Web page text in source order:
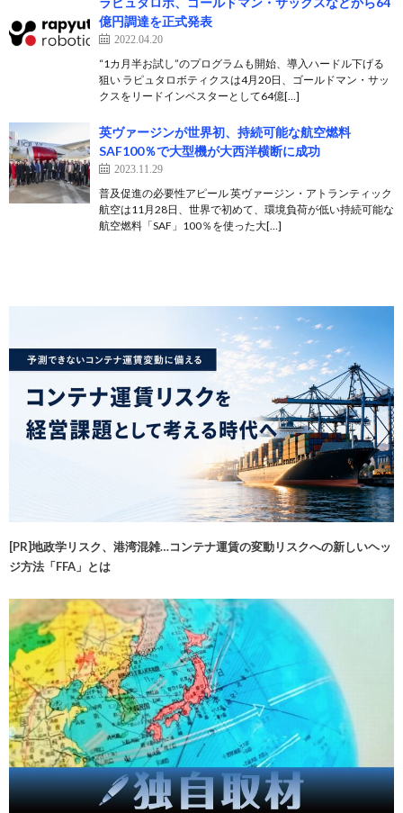
億円調達を正式発表
2022.04.20
“1カ月半お試し”のプログラムも開始、導入ハードル下げる
狙い ラピュタロボティクスは4月20日、ゴールドマン・サッ
クスをリードインベスターとして64億[…]
英ヴァージンが世界初、持続可能な航空燃料
SAF100％で大型機が大西洋横断に成功
2023.11.29
普及促進の必要性アピール 英ヴァージン・アトランティック
航空は11月28日、世界で初めて、環境負荷が低い持続可能な
航空燃料「SAF」100％を使った大[…]
[PR]地政学リスク、港湾混雑…コンテナ運賃の変動リスクへの新しいヘッ
ジ方法「FFA」とは